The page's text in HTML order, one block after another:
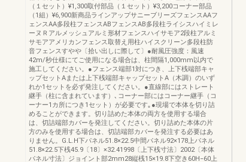
（１セット）¥1,300取付部品（１セット）¥3,200コーナー部品
（1組）¥6,900新商品ラインアップサニーブリーズフェンスAAフ
ェンスAA多段柱フェンスABフェンスAB多段柱ライシスハイミレ
ーヌＲアルメッシュアルミ形材フェンスハイサモア2段柱アルミ
サモアアメリカンフェンス取替え用柱ハイスクリーン多段柱防
音フェンスすやや〔拾い出しに際して〕●耐風圧強度：風速
42m/秒仕様にてご使用になる場合は、柱間隔1,000mm以内で
施工してください。●フェンス端部1対につき、上下桟端部キャ
ップセットAまたは上下桟端部キャップセットA（木調）のいず
れか1セットを必ず発注してください。●直線部にはストレート
継手（柱に含まれています）､コーナー部にはコーナー継手（コ
ーナー1カ所につき1セット）が必要です｡●現場で本体を切り詰
めることができます。切り詰めた本体の両方を使用する場合
は、切詰端部カバーを発注してください。切り詰めた本体の片
方のみを使用する場合は、切詰端部カバーを発注する必要はあ
りません。G.L.H下パネル51.8×22.5中間パネル92×178上パネル
51.8×22.5下桟45.9〔18〕×32.41998〔上下桟寸法〕2002〔本体
パネル寸法〕ジョイント部2mm28縦桟15×19.8下空き60H−60上